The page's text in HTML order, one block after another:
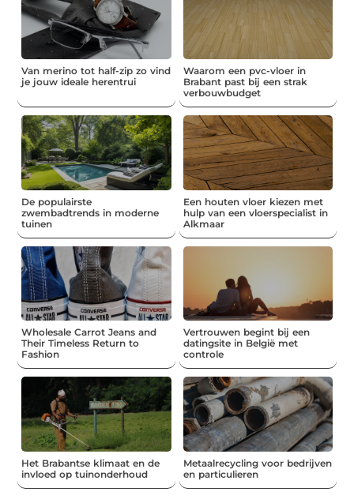
Van merino tot half-zip zo vind
je jouw ideale herentrui
Waarom een pvc-vloer in
Brabant past bij een strak
verbouwbudget
De populairste
zwembadtrends in moderne
tuinen
Een houten vloer kiezen met
hulp van een vloerspecialist in
Alkmaar
Wholesale Carrot Jeans and
Their Timeless Return to
Fashion
Vertrouwen begint bij een
datingsite in België met
controle
Het Brabantse klimaat en de
invloed op tuinonderhoud
Metaalrecycling voor bedrijven
en particulieren